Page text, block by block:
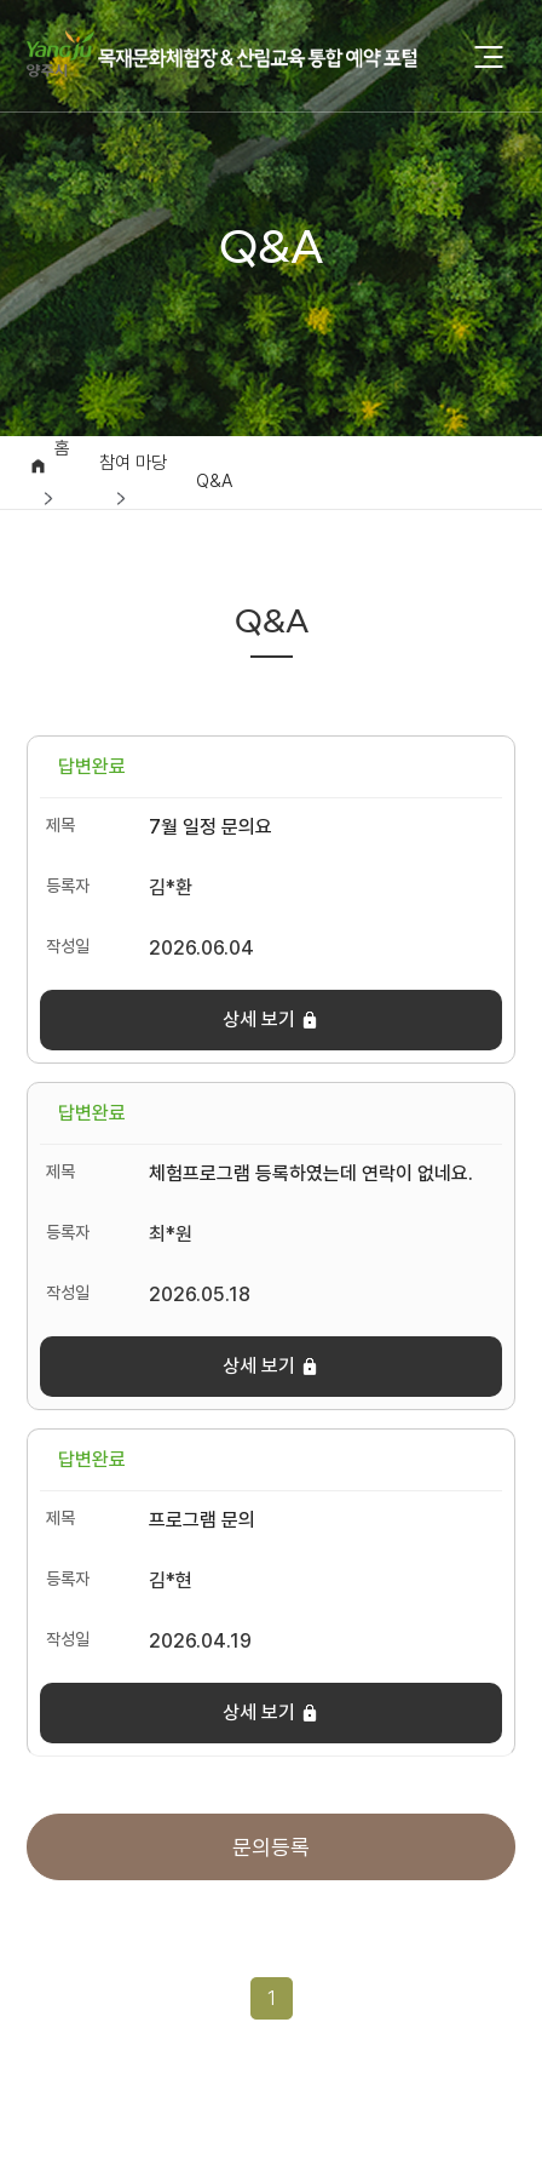
Q&A
홈
참여 마당
Q&A
Q&A
답변완료
7월 일정 문의요
김*환
2026.06.04
상세 보기
답변완료
체험프로그램 등록하였는데 연락이 없네요.
최*원
2026.05.18
상세 보기
답변완료
프로그램 문의
김*현
2026.04.19
상세 보기
문의등록
1